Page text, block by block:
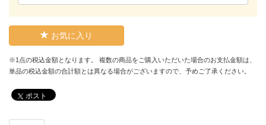
お気に入り
※1点の税込金額となります。 複数の商品をご購入いただいた場合のお支払金額は、
単品の税込金額の合計額とは異なる場合がございますので、予めご了承ください。
ポスト